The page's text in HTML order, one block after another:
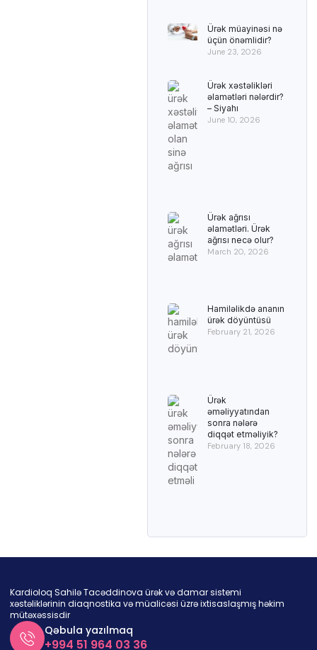
Ürək müayinəsi nə
üçün önəmlidir?
June 23, 2026
Ürək xəstəlikləri
əlamətləri nələrdir?
– Siyahı
June 10, 2026
Ürək ağrısı
əlamətləri. Ürək
ağrısı necə olur?
March 20, 2026
Hamiləlikdə ananın
ürək döyüntüsü
February 21, 2026
Ürək
əməliyyatından
sonra nələrə
diqqət etməliyik?
February 18, 2026
Kardioloq Sahilə Tacəddinova ürək və damar sistemi
xəstəliklərinin diaqnostika və müalicəsi üzrə ixtisaslaşmış həkim
mütəxəssisdir
Qəbula yazılmaq
+994 51 964 03 36